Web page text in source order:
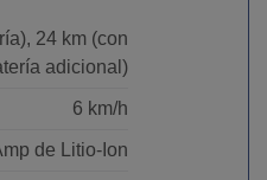
24 km (con
adicional)
6 km/h
de Litio-Ion